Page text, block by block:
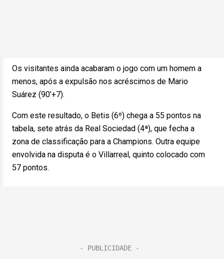
Os visitantes ainda acabaram o jogo com um homem a
menos, após a expulsão nos acréscimos de Mario
Suárez (90’+7).
Com este resultado, o Betis (6º) chega a 55 pontos na
tabela, sete atrás da Real Sociedad (4ª), que fecha a
zona de classificação para a Champions. Outra equipe
envolvida na disputa é o Villarreal, quinto colocado com
57 pontos.